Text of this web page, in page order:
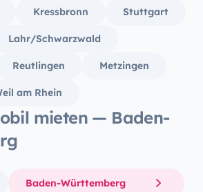
Kressbronn Stuttgart
Lahr/Schwarzwald
Reutlingen Metzingen
am Rhein
mieten — Baden-
Baden-Württemberg